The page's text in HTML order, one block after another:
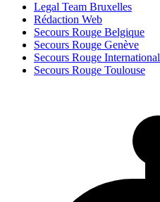
Legal Team Bruxelles
Rédaction Web
Secours Rouge Belgique
Secours Rouge Genève
Secours Rouge International
Secours Rouge Toulouse